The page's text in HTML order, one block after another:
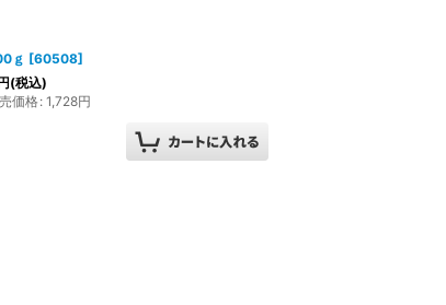
ｇ [60508]
(税込)
価格: 1,728円